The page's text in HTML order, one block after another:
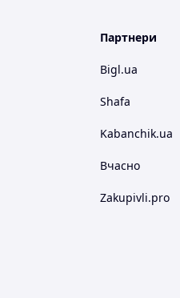
Партнери
Bigl.ua
Shafa
Kabanchik.ua
Вчасно
Zakupivli.pro